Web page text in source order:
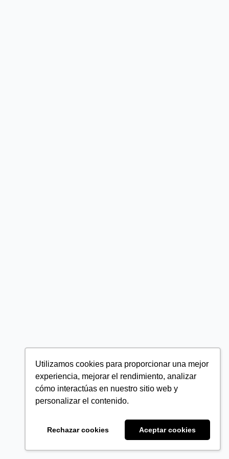
Utilizamos cookies para proporcionar una mejor
experiencia, mejorar el rendimiento, analizar
cómo interactúas en nuestro sitio web y
personalizar el contenido.
Rechazar cookies Aceptar cookies